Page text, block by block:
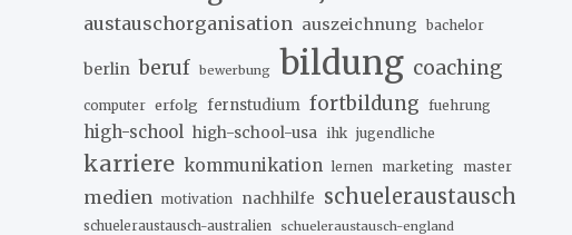
austauschorganisation auszeichnung bachelor
berlin beruf bewerbung bildung coaching
computer erfolg fernstudium fortbildung fuehrung
high-school high-school-usa ihk jugendliche
karriere kommunikation lernen marketing master
medien motivation nachhilfe schueleraustausch
schueleraustausch-australien schueleraustausch-england